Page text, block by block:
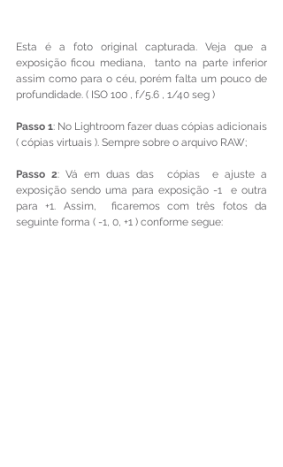
Esta é a foto original capturada. Veja que a
exposição ficou mediana,  tanto na parte inferior
assim como para o céu, porém falta um pouco de
profundidade. ( ISO 100 , f/5.6 , 1/40 seg )
Passo 1: No Lightroom fazer duas cópias adicionais
( cópias virtuais ). Sempre sobre o arquivo RAW;
Passo 2: Vá em duas das  cópias  e ajuste a
exposição sendo uma para exposição -1  e outra
para +1. Assim,  ficaremos com três fotos da
seguinte forma ( -1, 0, +1 ) conforme segue: